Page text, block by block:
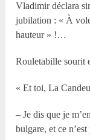
Vladimir déclara
jubilation : « À
hauteur » !…
Rouletabille sourit
« Et toi, La
– Je dis que je
bulgare, et ce